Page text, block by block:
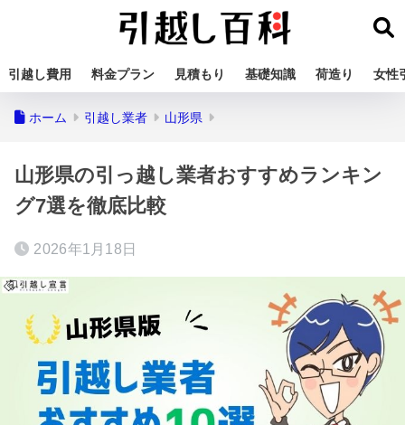
引越し費用 料金プラン 見積もり 基礎知識 荷造り 女性
ホーム 引越し業者 山形県
山形県の引っ越し業者おすすめランキン
グ7選を徹底比較
2026年1月18日